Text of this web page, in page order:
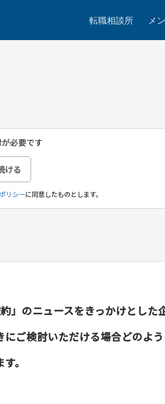
転職相談所 メ
必要です
ける
リシーに同意したものとします。
のニュースをきっかけとした
ご検討いただける場合どのよ
。